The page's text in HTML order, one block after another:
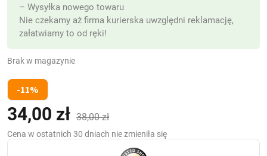
38,00zł
Pierwotna
cena
34,00 zł
Aktualna
cena
Cena w ostatnich 30 dniach nie zmieniła się
-11%
Brak w magazynie
– Wysyłka nowego towaru
Nie czekamy aż firma kurierska uwzględni reklamację,
załatwiamy to od ręki!